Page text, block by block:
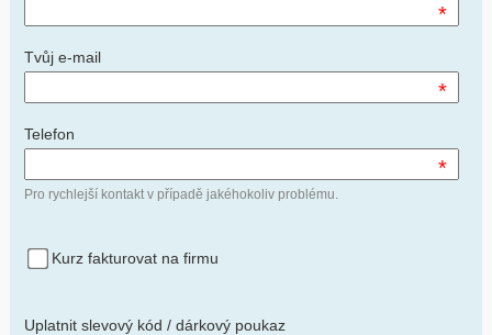
*
Tvůj e-mail
*
Telefon
*
Pro rychlejší kontakt v případě jakéhokoliv problému.
Kurz fakturovat na firmu
Uplatnit slevový kód / dárkový poukaz